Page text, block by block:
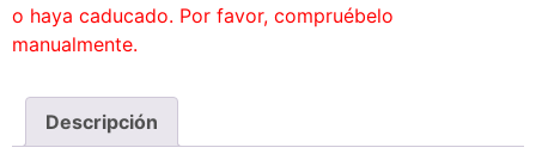
o haya caducado. Por favor, compruébelo
manualmente.
Descripción